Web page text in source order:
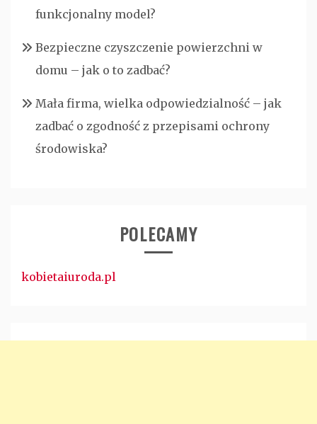
funkcjonalny model?
Bezpieczne czyszczenie powierzchni w
domu – jak o to zadbać?
Mała firma, wielka odpowiedzialność – jak
zadbać o zgodność z przepisami ochrony
środowiska?
POLECAMY
kobietaiuroda.pl